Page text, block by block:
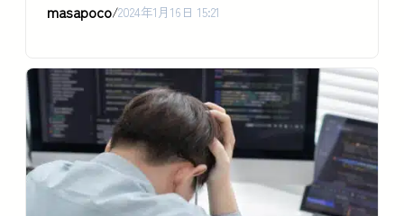
masapoco/2024年1月16日 15:21